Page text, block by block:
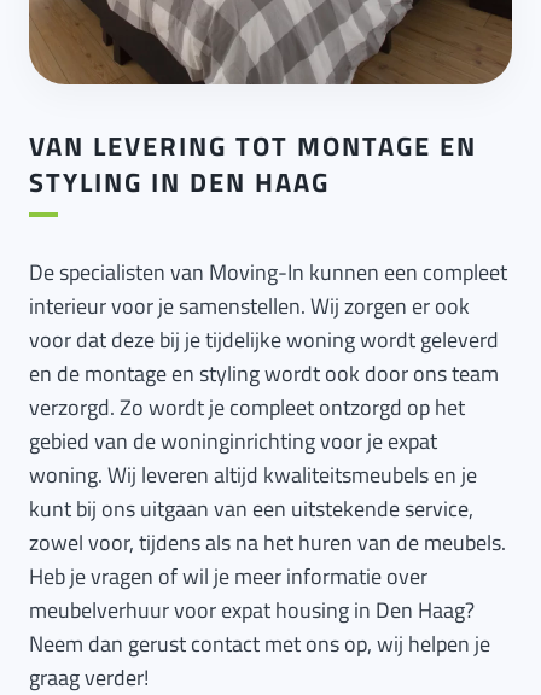
VAN LEVERING TOT MONTAGE EN
STYLING IN DEN HAAG
De specialisten van Moving-In kunnen een compleet
interieur voor je samenstellen. Wij zorgen er ook
voor dat deze bij je tijdelijke woning wordt geleverd
en de montage en styling wordt ook door ons team
verzorgd. Zo wordt je compleet ontzorgd op het
gebied van de woninginrichting voor je expat
woning. Wij leveren altijd kwaliteitsmeubels en je
kunt bij ons uitgaan van een uitstekende service,
zowel voor, tijdens als na het huren van de meubels.
Heb je vragen of wil je meer informatie over
meubelverhuur voor expat housing in Den Haag?
Neem dan gerust contact met ons op, wij helpen je
graag verder!